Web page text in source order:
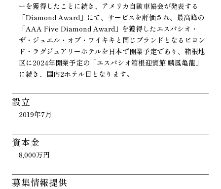
ーを獲得したことに続き、アメリカ自動車協会が発表する
「Diamond Award」にて、サービスを評価され、最高峰の
「AAA Five Diamond Award」を獲得したエスパシオ・
ザ・ジュエル・オブ・ワイキキと同じブランドとなるビヨン
ド・ラグジュアリーホテルを日本で開業予定であり、箱根地
区に2024年開業予定の「エスパシオ箱根迎賓館 麟鳳亀龍」
に続き、国内2ホテル目となります。
設立
2019年7月
資本金
8,000万円
募集情報提供